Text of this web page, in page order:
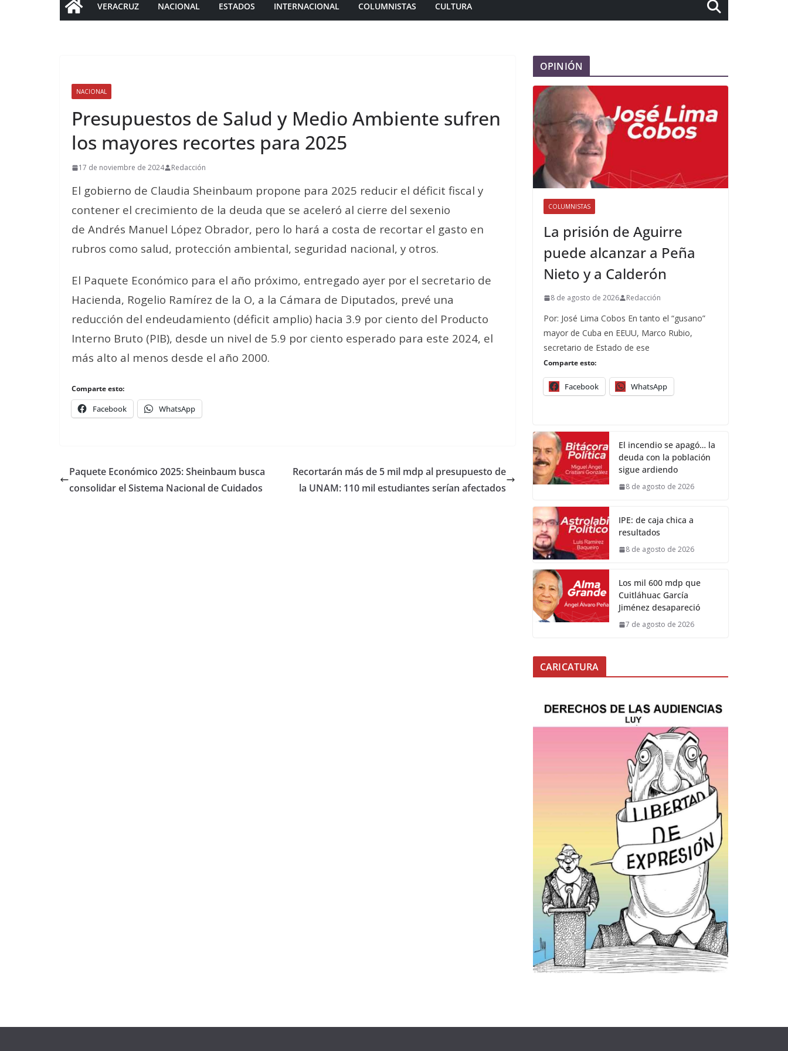
VERACRUZ NACIONAL ESTADOS INTERNACIONAL COLUMNISTAS CULTURA
NACIONAL
Presupuestos de Salud y Medio Ambiente sufren
los mayores recortes para 2025
17 de noviembre de 2024 Redacción
El gobierno de Claudia Sheinbaum propone para 2025 reducir el déficit fiscal y
contener el crecimiento de la deuda que se aceleró al cierre del sexenio
de Andrés Manuel López Obrador, pero lo hará a costa de recortar el gasto en
rubros como salud, protección ambiental, seguridad nacional, y otros.
El Paquete Económico para el año próximo, entregado ayer por el secretario de
Hacienda, Rogelio Ramírez de la O, a la Cámara de Diputados, prevé una
reducción del endeudamiento (déficit amplio) hacia 3.9 por ciento del Producto
Interno Bruto (PIB), desde un nivel de 5.9 por ciento esperado para este 2024, el
más alto al menos desde el año 2000.
Comparte esto:
Facebook WhatsApp
Paquete Económico 2025: Sheinbaum busca
consolidar el Sistema Nacional de Cuidados
Recortarán más de 5 mil mdp al presupuesto de
la UNAM: 110 mil estudiantes serían afectados
OPINIÓN
COLUMNISTAS
La prisión de Aguirre
puede alcanzar a Peña
Nieto y a Calderón
8 de agosto de 2026 Redacción
Por: José Lima Cobos En tanto el “gusano”
mayor de Cuba en EEUU, Marco Rubio,
secretario de Estado de ese
Comparte esto:
Facebook WhatsApp
El incendio se apagó… la
deuda con la población
sigue ardiendo
8 de agosto de 2026
IPE: de caja chica a
resultados
8 de agosto de 2026
Los mil 600 mdp que
Cuitláhuac García
Jiménez desapareció
7 de agosto de 2026
CARICATURA